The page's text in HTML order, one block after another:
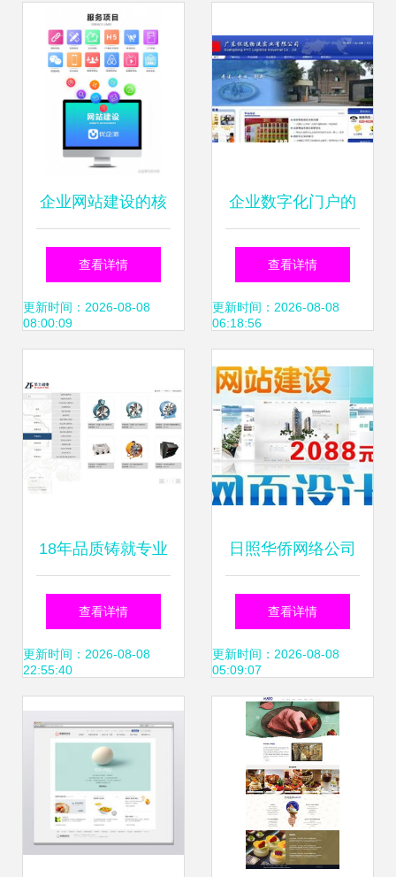
企业网站建设的核
心价值
查看详情
更新时间：2026-08-08
08:00:09
企业数字化门户的
成功密码 万户网络
如何以17年经验赋
网站建设
查看详情
更新时间：2026-08-08
06:18:56
18年品质铸就专业
品牌 万户网络如何
为广州、深圳企业
查看详情
更新时间：2026-08-08
22:55:40
日照华侨网络公司
以高清图片构建卓
越网站视觉体验
查看详情
更新时间：2026-08-08
05:09:07